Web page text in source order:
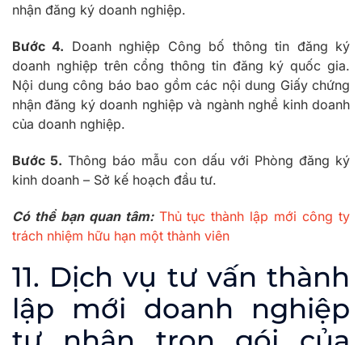
nhận đăng ký doanh nghiệp.
Bước 4. Doanh nghiệp Công bố thông tin đăng ký
doanh nghiệp trên cổng thông tin đăng ký quốc gia.
Nội dung công báo bao gồm các nội dung Giấy chứng
nhận đăng ký doanh nghiệp và ngành nghề kinh doanh
của doanh nghiệp.
Bước 5. Thông báo mẫu con dấu với Phòng đăng ký
kinh doanh – Sở kế hoạch đầu tư.
Có thể bạn quan tâm: Thủ tục thành lập mới công ty
trách nhiệm hữu hạn một thành viên
11. Dịch vụ tư vấn thành
lập mới doanh nghiệp